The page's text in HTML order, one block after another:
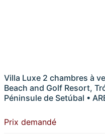
Villa Luxe 2 chambres à
Beach and Golf Resort,
Péninsule de Setúbal •
Prix demandé